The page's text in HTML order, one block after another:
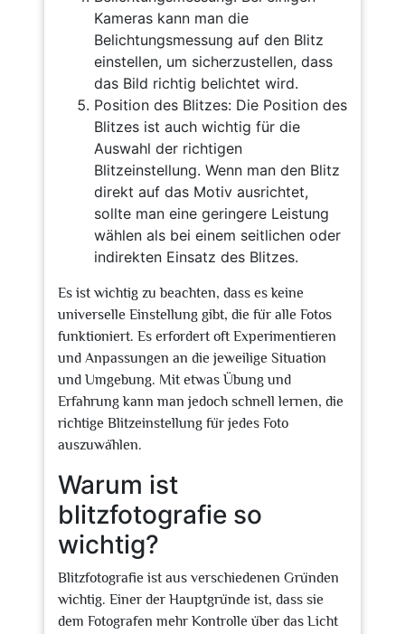
Kameras kann man die
Belichtungsmessung auf den Blitz
einstellen, um sicherzustellen, dass
das Bild richtig belichtet wird.
Position des Blitzes: Die Position des
Blitzes ist auch wichtig für die
Auswahl der richtigen
Blitzeinstellung. Wenn man den Blitz
direkt auf das Motiv ausrichtet,
sollte man eine geringere Leistung
wählen als bei einem seitlichen oder
indirekten Einsatz des Blitzes.
Es ist wichtig zu beachten, dass es keine
universelle Einstellung gibt, die für alle Fotos
funktioniert. Es erfordert oft Experimentieren
und Anpassungen an die jeweilige Situation
und Umgebung. Mit etwas Übung und
Erfahrung kann man jedoch schnell lernen, die
richtige Blitzeinstellung für jedes Foto
auszuwählen.
Warum ist
blitzfotografie so
wichtig?
Blitzfotografie ist aus verschiedenen Gründen
wichtig. Einer der Hauptgründe ist, dass sie
dem Fotografen mehr Kontrolle über das Licht